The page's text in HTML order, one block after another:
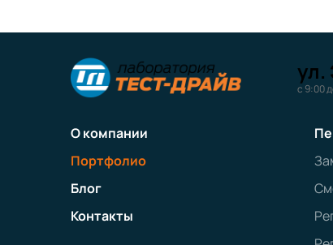
ул.
с 9:00
О компании
Портфолио
Блог
Контакты